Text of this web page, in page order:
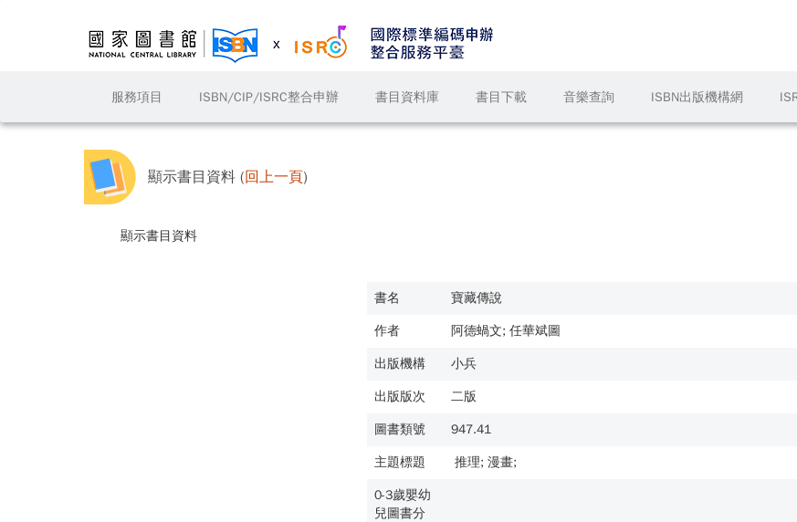
服務項目 ISBN/CIP/ISRC整合申辦 書目資料庫 書目下載 音樂查詢 ISBN出版機構網
顯示書目資料 (回上一頁)
顯示書目資料
書名 寶藏傳說
作者 阿德蝸文; 任華斌圖
出版機構 小兵
出版版次 二版
圖書類號 947.41
主題標題 推理; 漫畫;
0-3歲嬰幼
兒圖書分